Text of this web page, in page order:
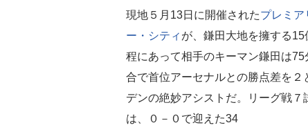
現地５月13日に開催されたプレミア
ー・シティ が、鎌田大地を擁する
程にあって相手のキーマン鎌田は
合で首位アーセナルとの勝点差を
デンの絶妙アシストだ。リーグ戦
は、０－０で迎えた34